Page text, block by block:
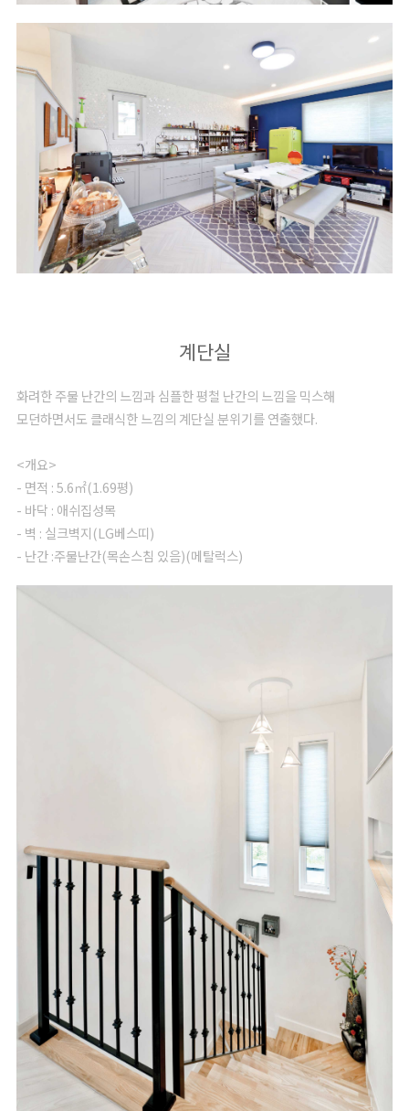
계단실
화려한 주물 난간의 느낌과 심플한 평철 난간의 느낌을 믹스해
모던하면서도 클래식한 느낌의 계단실 분위기를 연출했다.
<개요>
- 면적 : 5.6㎡(1.69평)
- 바닥 : 애쉬집성목
- 벽 : 실크벽지(LG베스띠)
- 난간 :주물난간(목손스침 있음)(메탈럭스)